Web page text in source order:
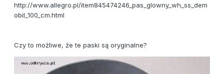
http://www.allegro.pl/item845474246_pas_glowny_wh_ss_dem
obil_100_cm.html
Czy to możliwe, że te paski są oryginalne?